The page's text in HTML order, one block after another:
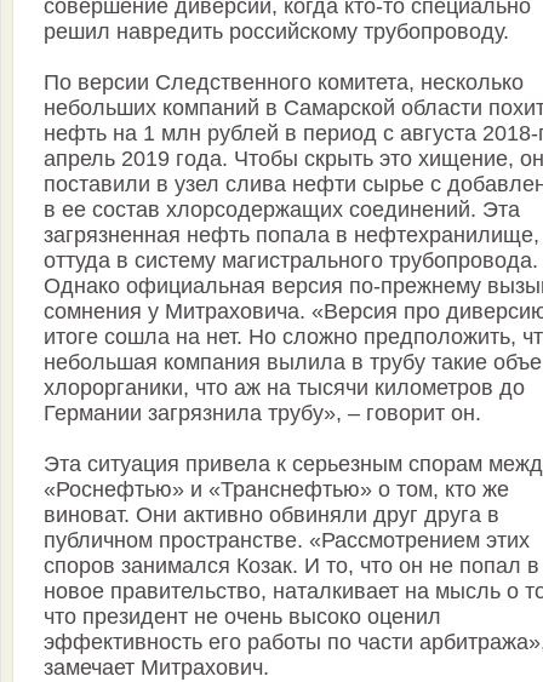
совершение диверсии, когда кто-то специально
решил навредить российскому трубопроводу.
По версии Следственного комитета, несколько
небольших компаний в Самарской области
нефть на 1 млн рублей в период с августа 2018-
апрель 2019 года. Чтобы скрыть это хищение,
поставили в узел слива нефти сырье с
в ее состав хлорсодержащих соединений. Эта
загрязненная нефть попала в
оттуда в систему магистрального трубопровода.
Однако официальная версия по-прежнему
сомнения у Митраховича. «Версия про
итоге сошла на нет. Но сложно предположить,
небольшая компания вылила в трубу такие
хлорорганики, что аж на тысячи километров до
Германии загрязнила трубу», – говорит он.
Эта ситуация привела к серьезным спорам
«Роснефтью» и «Транснефтью» о том, кто же
виноват. Они активно обвиняли друг друга в
публичном пространстве. «Рассмотрением этих
споров занимался Козак. И то, что он не попал в
новое правительство, наталкивает на мысль о
что президент не очень высоко оценил
эффективность его работы по части
замечает Митрахович.